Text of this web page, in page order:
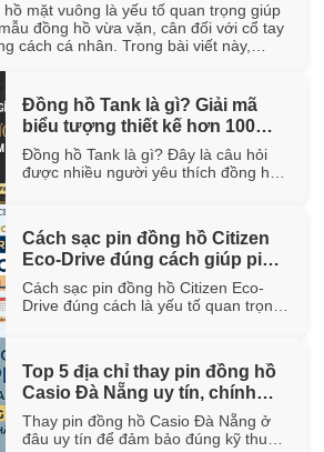
mặt vuông là yếu tố quan trọng giúp
đồng hồ vừa vặn, cân đối với cổ tay
cách cá nhân. Trong bài viết này,
Đồng hồ Tank là gì? Giải mã
biểu tượng thiết kế hơn 100
năm tuổi
Đồng hồ Tank là gì? Đây là câu hỏi
được nhiều người yêu thích đồng hồ
Trong bài viết này, WatchStore sẽ
giúp bạn khám phá nguồn gốc ra đời,
đặc điểm [...]
Cách sạc pin đồng hồ Citizen
Eco-Drive đúng cách giúp pin
bền lâu
Cách sạc pin đồng hồ Citizen Eco-
Drive đúng cách là yếu tố quan trọng
WatchStore sẽ hướng dẫn chi tiết các
phương pháp sạc bằng ánh sáng mặt
trời, ánh [...]
Top 5 địa chỉ thay pin đồng hồ
Casio Đà Nẵng uy tín, chính
hãng
Thay pin đồng hồ Casio Đà Nẵng ở
đâu uy tín để đảm bảo đúng kỹ thuật